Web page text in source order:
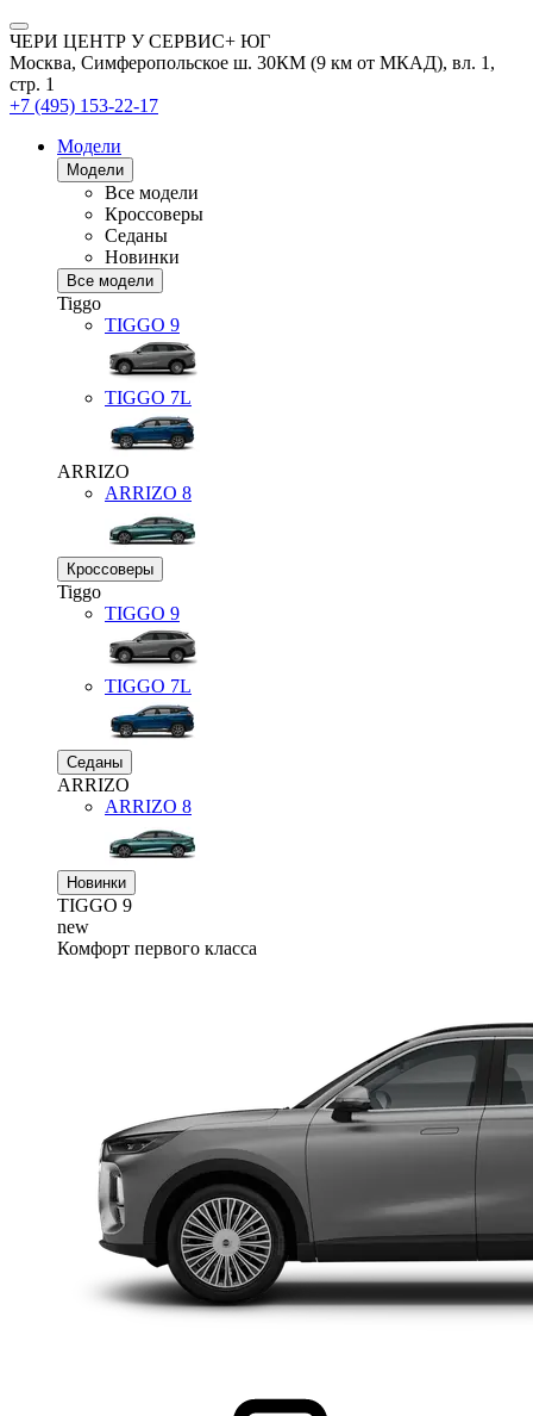
ЧЕРИ ЦЕНТР У СЕРВИС+ ЮГ
Москва, Симферопольское ш. 30КМ (9 км от МКАД), вл. 1,
стр. 1
+7 (495) 153-22-17
Модели
Модели
Все модели
Кроссоверы
Седаны
Новинки
Все модели
Tiggo
TIGGO 9
TIGGO 7L
ARRIZO
ARRIZO 8
Кроссоверы
Tiggo
TIGGO 9
TIGGO 7L
Седаны
ARRIZO
ARRIZO 8
Новинки
TIGGO 9
new
Комфорт первого класса